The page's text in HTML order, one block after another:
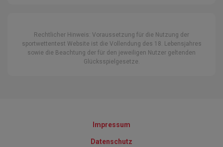
Rechtlicher Hinweis: Voraussetzung für die Nutzung der
sportwettentest Website ist die Vollendung des 18. Lebensjahres
sowie die Beachtung der für den jeweiligen Nutzer geltenden
Glücksspielgesetze.
Impressum
Datenschutz